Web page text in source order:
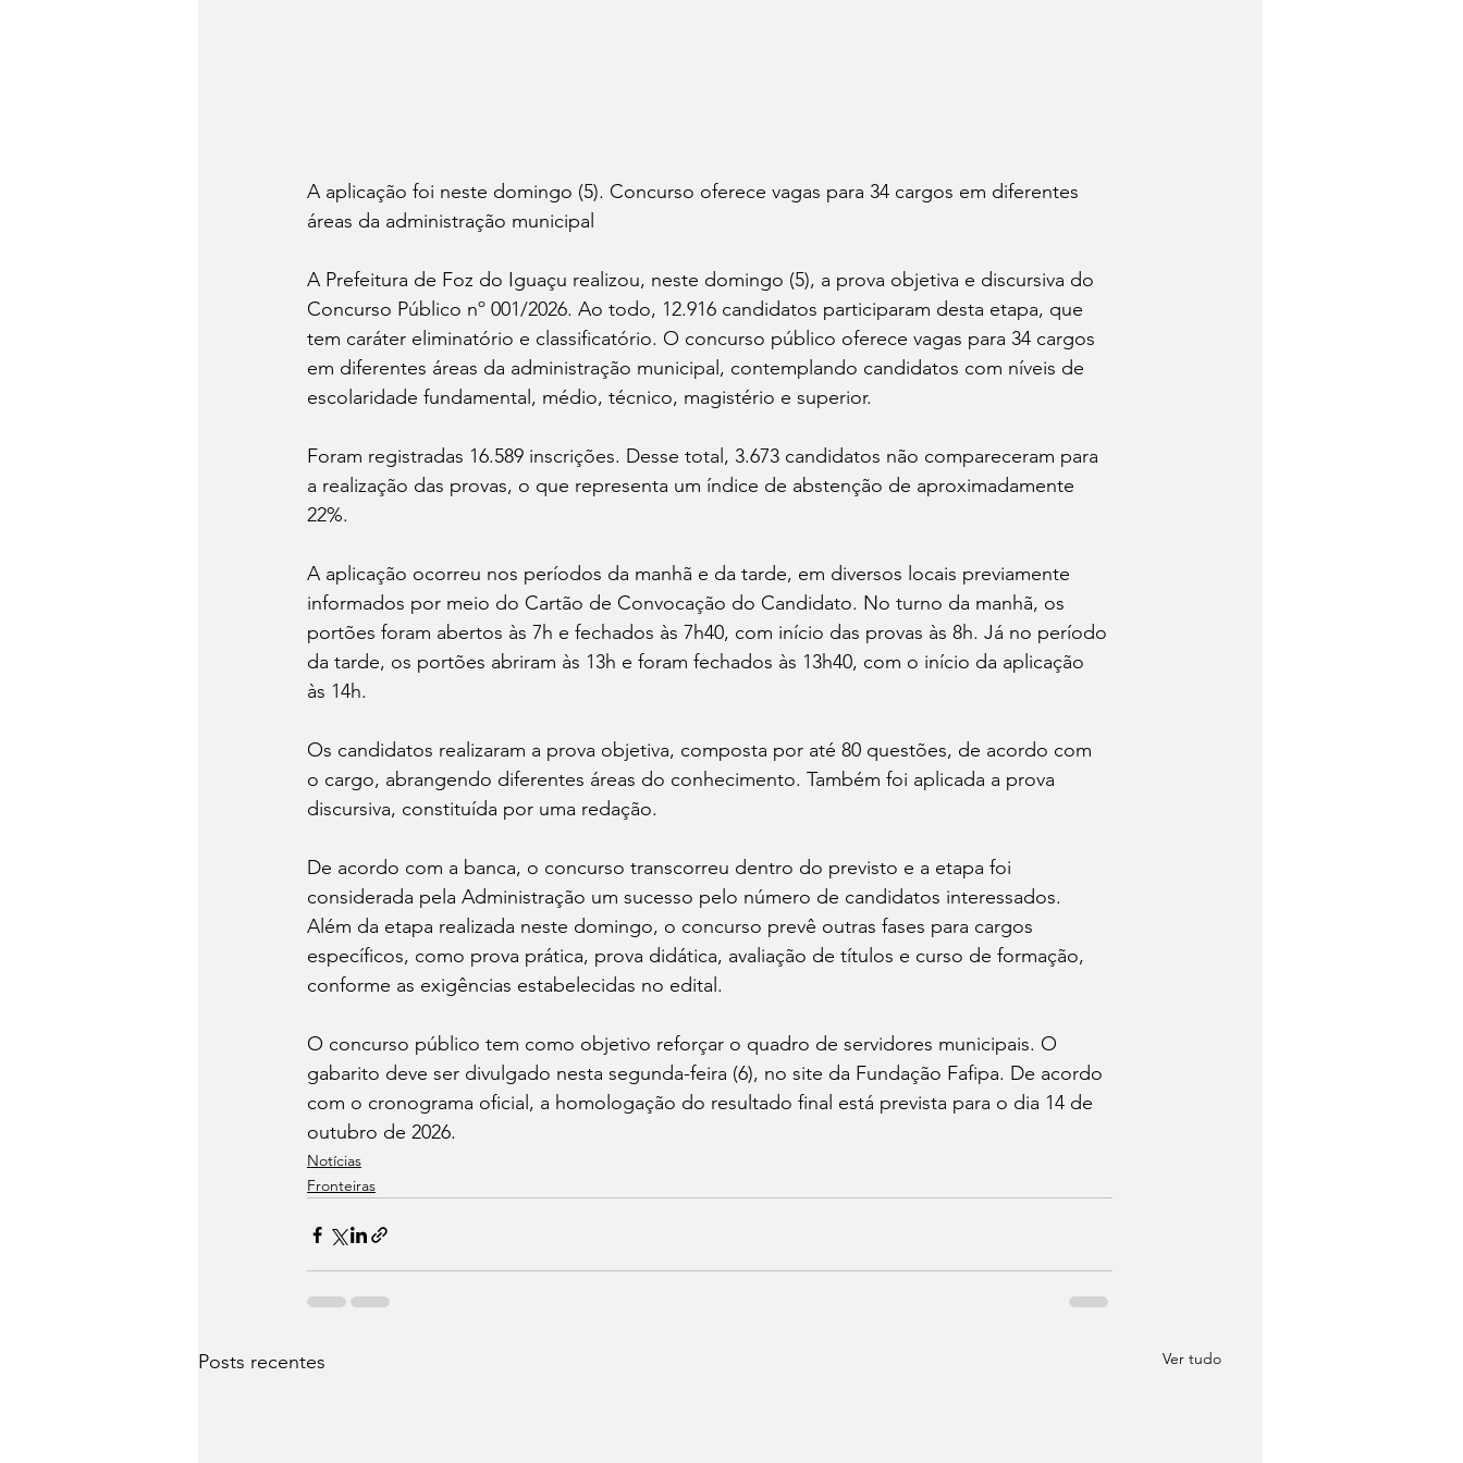
A aplicação foi neste domingo (5). Concurso oferece vagas para 34 cargos em diferentes
áreas da administração municipal
A Prefeitura de Foz do Iguaçu realizou, neste domingo (5), a prova objetiva e discursiva do
Concurso Público nº 001/2026. Ao todo, 12.916 candidatos participaram desta etapa, que
tem caráter eliminatório e classificatório. O concurso público oferece vagas para 34 cargos
em diferentes áreas da administração municipal, contemplando candidatos com níveis de
escolaridade fundamental, médio, técnico, magistério e superior.
Foram registradas 16.589 inscrições. Desse total, 3.673 candidatos não compareceram para
a realização das provas, o que representa um índice de abstenção de aproximadamente
22%.
A aplicação ocorreu nos períodos da manhã e da tarde, em diversos locais previamente
informados por meio do Cartão de Convocação do Candidato. No turno da manhã, os
portões foram abertos às 7h e fechados às 7h40, com início das provas às 8h. Já no período
da tarde, os portões abriram às 13h e foram fechados às 13h40, com o início da aplicação
às 14h.
Os candidatos realizaram a prova objetiva, composta por até 80 questões, de acordo com
o cargo, abrangendo diferentes áreas do conhecimento. Também foi aplicada a prova
discursiva, constituída por uma redação.
De acordo com a banca, o concurso transcorreu dentro do previsto e a etapa foi
considerada pela Administração um sucesso pelo número de candidatos interessados.
Além da etapa realizada neste domingo, o concurso prevê outras fases para cargos
específicos, como prova prática, prova didática, avaliação de títulos e curso de formação,
conforme as exigências estabelecidas no edital.
O concurso público tem como objetivo reforçar o quadro de servidores municipais. O
gabarito deve ser divulgado nesta segunda-feira (6), no site da Fundação Fafipa. De acordo
com o cronograma oficial, a homologação do resultado final está prevista para o dia 14 de
outubro de 2026.
Notícias
Fronteiras
Posts recentes Ver tudo